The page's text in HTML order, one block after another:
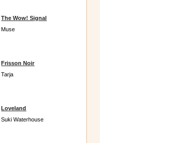
The Wow! Signal
Muse
Frisson Noir
Tarja
Loveland
Suki Waterhouse